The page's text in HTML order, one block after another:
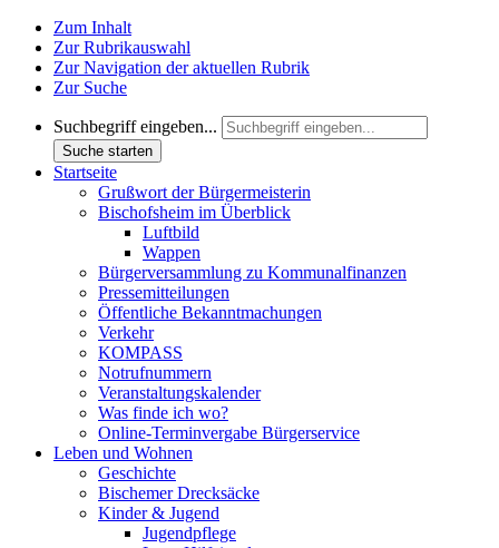
Zum Inhalt
Zur Rubrikauswahl
Zur Navigation der aktuellen Rubrik
Zur Suche
Suchbegriff eingeben...
Suche starten
Startseite
Grußwort der Bürgermeisterin
Bischofsheim im Überblick
Luftbild
Wappen
Bürgerversammlung zu Kommunalfinanzen
Pressemitteilungen
Öffentliche Bekanntmachungen
Verkehr
KOMPASS
Notrufnummern
Veranstaltungskalender
Was finde ich wo?
Online-Terminvergabe Bürgerservice
Leben und Wohnen
Geschichte
Bischemer Drecksäcke
Kinder & Jugend
Jugendpflege